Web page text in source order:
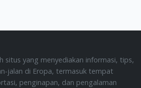
situs yang menyediakan informasi, tips,
jalan di Eropa, termasuk tempat
penginapan, dan pengalaman